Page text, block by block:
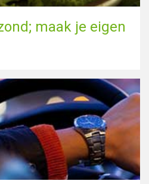
maak je eigen